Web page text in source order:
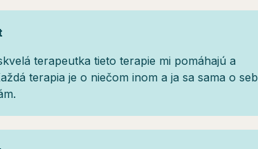
terapeutka tieto terapie mi pomáhajú a
terapia je o niečom inom a ja sa sama o